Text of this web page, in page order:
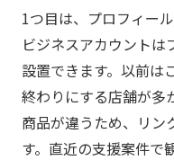
1つ目は、プロフィー
ビジネスアカウント
設置できます。以前は
終わりにする店舗が多
商品が違うため、リン
す。直近の支援案件で